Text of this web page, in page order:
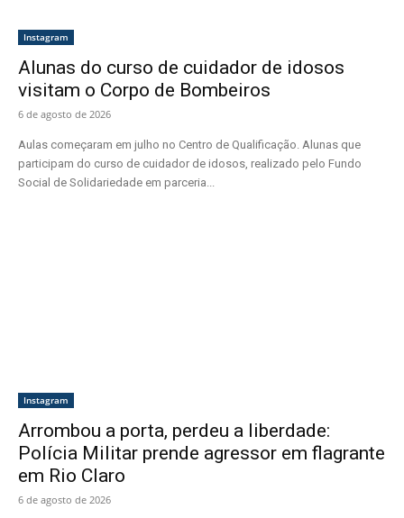
Instagram
Alunas do curso de cuidador de idosos
visitam o Corpo de Bombeiros
6 de agosto de 2026
Aulas começaram em julho no Centro de Qualificação. Alunas que
participam do curso de cuidador de idosos, realizado pelo Fundo
Social de Solidariedade em parceria...
Instagram
Arrombou a porta, perdeu a liberdade:
Polícia Militar prende agressor em flagrante
em Rio Claro
6 de agosto de 2026